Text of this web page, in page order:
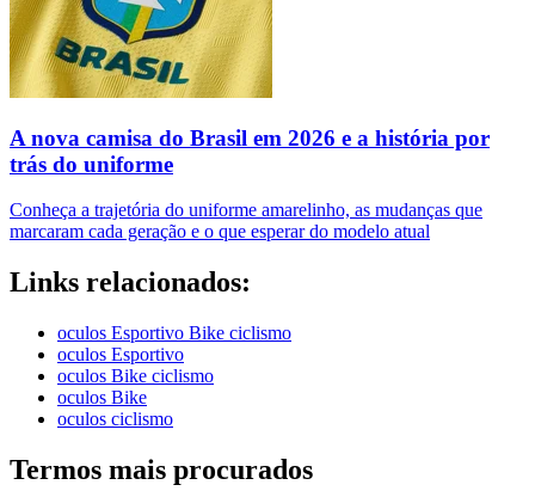
A nova camisa do Brasil em 2026 e a história por
trás do uniforme
Conheça a trajetória do uniforme amarelinho, as mudanças que
marcaram cada geração e o que esperar do modelo atual
Links relacionados:
oculos Esportivo Bike ciclismo
oculos Esportivo
oculos Bike ciclismo
oculos Bike
oculos ciclismo
Termos mais procurados